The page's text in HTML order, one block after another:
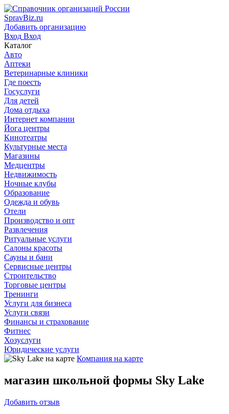
SpravBiz.ru
Добавить организацию
Вход Вход
Каталог
Авто
Аптеки
Ветеринарные клиники
Где поесть
Госуслуги
Для детей
Дома отдыха
Интернет компании
Йога центры
Кинотеатры
Культурные места
Магазины
Медцентры
Недвижимость
Ночные клубы
Образование
Одежда и обувь
Отели
Производство и опт
Развлечения
Ритуальные услуги
Салоны красоты
Сауны и бани
Сервисные центры
Строительство
Торговые центры
Тренинги
Услуги для бизнеса
Услуги связи
Финансы и страхование
Фитнес
Хозуслуги
Юридические услуги
Компания на карте
магазин школьной формы Sky Lake
Добавить отзыв